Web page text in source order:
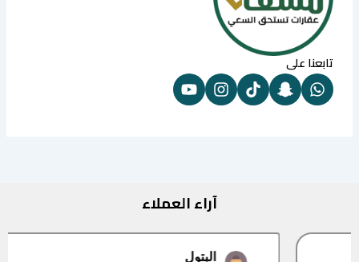
تابعنا على
آراء العملاء